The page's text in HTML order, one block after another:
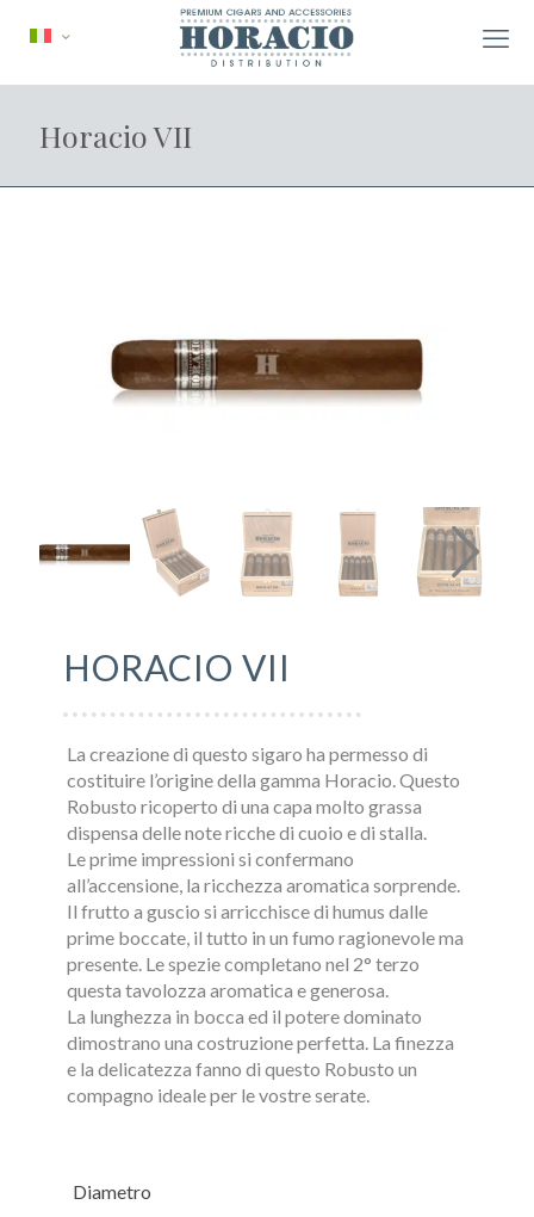
Horacio VII
HORACIO VII
La creazione di questo sigaro ha permesso di
costituire l’origine della gamma Horacio. Questo
Robusto ricoperto di una capa molto grassa
dispensa delle note ricche di cuoio e di stalla.
Le prime impressioni si confermano
all’accensione, la ricchezza aromatica sorprende.
Il frutto a guscio si arricchisce di humus dalle
prime boccate, il tutto in un fumo ragionevole ma
presente. Le spezie completano nel 2° terzo
questa tavolozza aromatica e generosa.
La lunghezza in bocca ed il potere dominato
dimostrano una costruzione perfetta. La finezza
e la delicatezza fanno di questo Robusto un
compagno ideale per le vostre serate.
Diametro